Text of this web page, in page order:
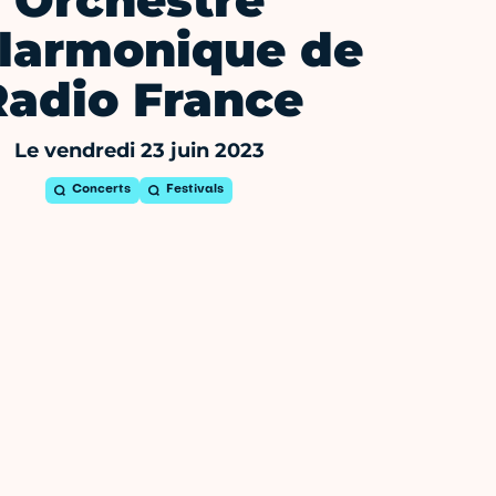
de
France
Le vendredi 23 juin 2023
Concerts Festivals